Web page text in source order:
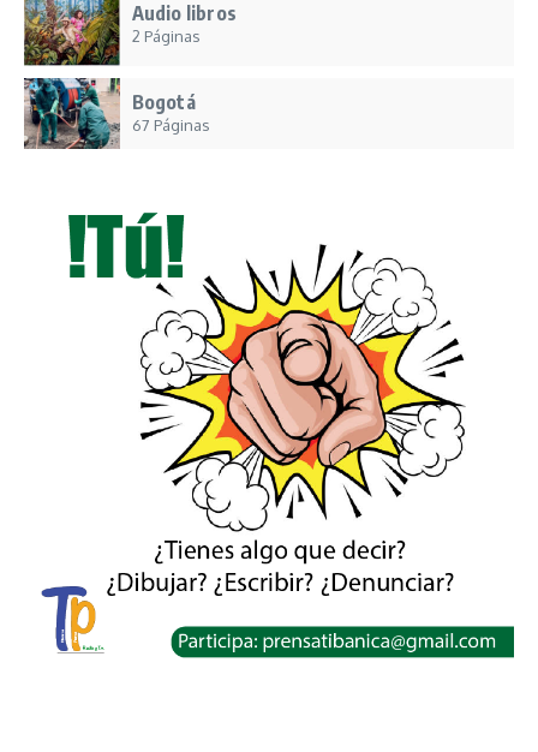
Audio libros
2 Páginas
Bogotá
67 Páginas